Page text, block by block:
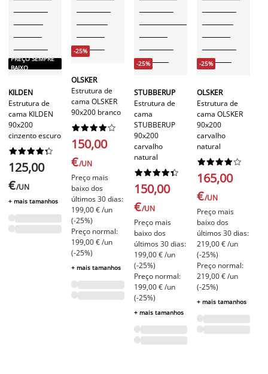
PREÇO SEMPRE
BAIXO
KILDEN
Estrutura de
cama KILDEN
90x200
cinzento escuro






125,00
€/UN
+ mais tamanhos
-25%
OLSKER
Estrutura de
cama OLSKER
90x200 branco






150,00
€/UN
Preço mais
baixo dos
últimos 30 dias:
199,00 € /un
(-25%)
Preço normal:
199,00 € /un
(-25%)
+ mais tamanhos
-25%
STUBBERUP
Estrutura de
cama
STUBBERUP
90x200
carvalho
natural






150,00
€/UN
Preço mais
baixo dos
últimos 30 dias:
199,00 € /un
(-25%)
Preço normal:
199,00 € /un
(-25%)
+ mais tamanhos
-25%
OLSKER
Estrutura de
cama OLSKER
90x200
carvalho
natural






165,00
€/UN
Preço mais
baixo dos
últimos 30 dias:
219,00 € /un
(-25%)
Preço normal:
219,00 € /un
(-25%)
+ mais tamanhos